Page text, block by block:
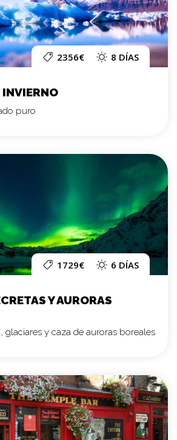
2356€ 8 DÍAS
INVIERNO
puro
1729€ 6 DÍAS
Y AURORAS
glaciares y caza de auroras boreales